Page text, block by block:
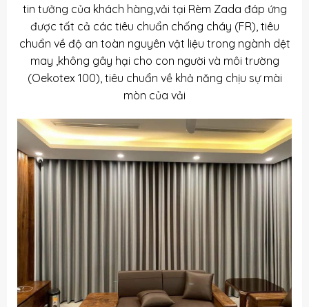
tin tưởng của khách hàng,vải tại Rèm Zada đáp ứng
được tất cả các tiêu chuẩn chống cháy (FR), tiêu
chuẩn về độ an toàn nguyên vật liệu trong ngành dệt
may ,không gây hại cho con người và môi trường
(Oekotex 100), tiêu chuẩn về khả năng chịu sự mài
mòn của vải